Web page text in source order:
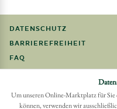
DATENSCHUTZ
BARRIEREFREIHEIT
FAQ
Möchten Sie eine Bestellung
Um unseren Online-Marktplatz für Sie
können, verwenden wir